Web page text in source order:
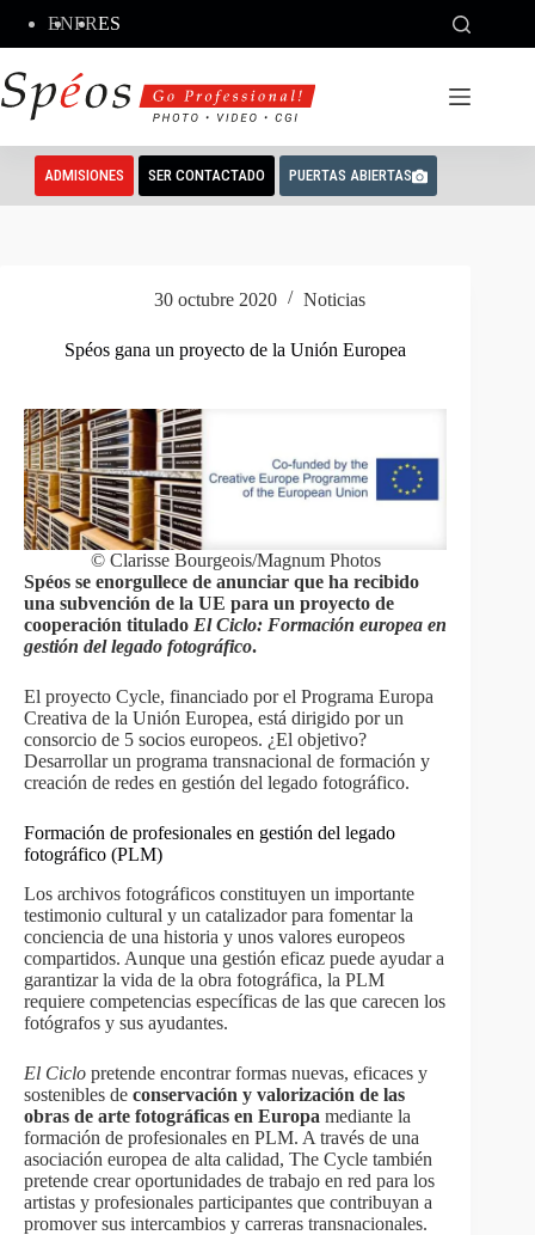
contenido
ENFRES
ADMISIONES SER CONTACTADO PUERTAS ABIERTAS
30 octubre 2020 Noticias
Spéos gana un proyecto de la Unión Europea
© Clarisse Bourgeois/Magnum Photos
Spéos se enorgullece de anunciar que ha recibido
una subvención de la UE para un proyecto de
cooperación titulado El Ciclo: Formación europea en
gestión del legado fotográfico.
El proyecto Cycle, financiado por el Programa Europa
Creativa de la Unión Europea, está dirigido por un
consorcio de 5 socios europeos. ¿El objetivo?
Desarrollar un programa transnacional de formación y
creación de redes en gestión del legado fotográfico.
Formación de profesionales en gestión del legado
fotográfico (PLM)
Los archivos fotográficos constituyen un importante
testimonio cultural y un catalizador para fomentar la
conciencia de una historia y unos valores europeos
compartidos. Aunque una gestión eficaz puede ayudar a
garantizar la vida de la obra fotográfica, la PLM
requiere competencias específicas de las que carecen los
fotógrafos y sus ayudantes.
El Ciclo pretende encontrar formas nuevas, eficaces y
sostenibles de conservación y valorización de las
obras de arte fotográficas en Europa mediante la
formación de profesionales en PLM. A través de una
asociación europea de alta calidad, The Cycle también
pretende crear oportunidades de trabajo en red para los
artistas y profesionales participantes que contribuyan a
promover sus intercambios y carreras transnacionales.